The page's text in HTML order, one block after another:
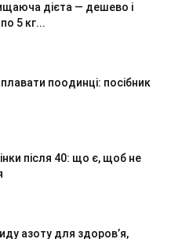
дієта — дешево і
5 кг...
поодинці: посібник
після 40: що є, щоб не
азоту для здоров’я,